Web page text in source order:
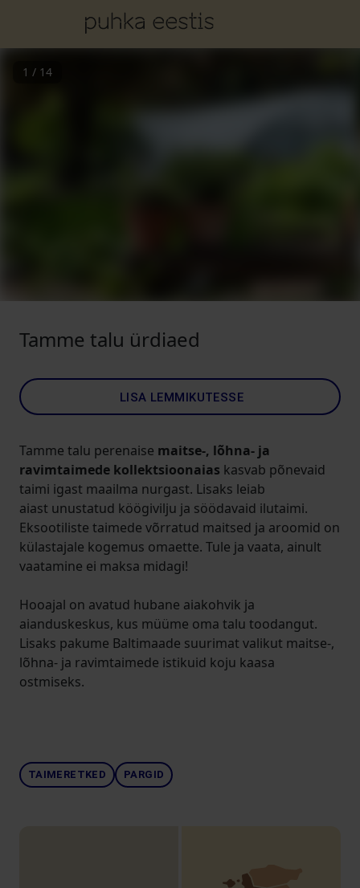
1 / 14
Tamme talu ürdiaed
LISA LEMMIKUTESSE
Tamme talu perenaise maitse-, lõhna- ja
ravimtaimede kollektsioonaias kasvab põnevaid
taimi igast maailma nurgast. Lisaks leiab
aiast unustatud köögivilju ja söödavaid ilutaimi.
Eksootiliste taimede võrratud maitsed ja aroomid on
külastajale kogemus omaette. Tule ja vaata, ainult
vaatamine ei maksa midagi!
Hooajal on avatud hubane aiakohvik ja
aianduskeskus, kus müüme oma talu toodangut.
Lisaks pakume Baltimaade suurimat valikut maitse-,
lõhna- ja ravimtaimede istikuid koju kaasa
ostmiseks.
TAIMERETKED PARGID